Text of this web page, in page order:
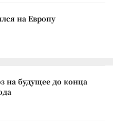
на Европу
на будущее до конца